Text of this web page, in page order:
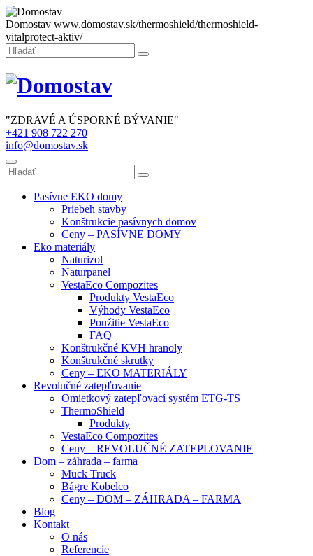
Domostav www.domostav.sk/thermoshield/thermoshield-
vitalprotect-aktiv/
Zatvoriť
Hľadať:
Hľadať
"ZDRAVÉ A ÚSPORNÉ BÝVANIE"
+421 908 722 270
info@domostav.sk
Menu
Hľadať:
Hľadať
Pasívne EKO domy
Priebeh stavby
Konštrukcie pasívnych domov
Ceny – PASÍVNE DOMY
Eko materiály
Naturizol
Naturpanel
VestaEco Compozites
Produkty VestaEco
Výhody VestaEco
Použitie VestaEco
FAQ
Konštrukčné KVH hranoly
Konštrukčné skrutky
Ceny – EKO MATERIÁLY
Revolučné zatepľovanie
Omietkový zatepľovací systém ETG-TS
ThermoShield
Produkty
VestaEco Compozites
Ceny – REVOLUČNÉ ZATEPLOVANIE
Dom – záhrada – farma
Muck Truck
Bágre Kobelco
Ceny – DOM – ZÁHRADA – FARMA
Blog
Kontakt
O nás
Referencie